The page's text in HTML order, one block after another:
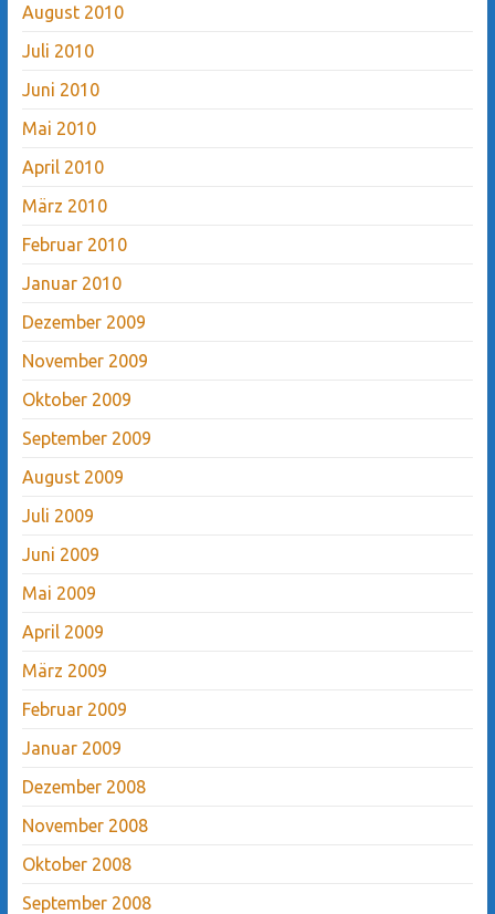
August 2010
Juli 2010
Juni 2010
Mai 2010
April 2010
März 2010
Februar 2010
Januar 2010
Dezember 2009
November 2009
Oktober 2009
September 2009
August 2009
Juli 2009
Juni 2009
Mai 2009
April 2009
März 2009
Februar 2009
Januar 2009
Dezember 2008
November 2008
Oktober 2008
September 2008